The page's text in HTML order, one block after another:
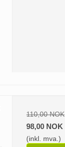
110,00 NOK
98,00 NOK
(inkl. mva.)